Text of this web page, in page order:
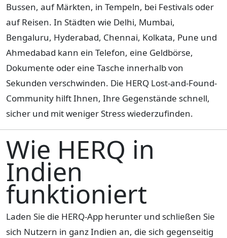
Bussen, auf Märkten, in Tempeln, bei Festivals oder
auf Reisen. In Städten wie Delhi, Mumbai,
Bengaluru, Hyderabad, Chennai, Kolkata, Pune und
Ahmedabad kann ein Telefon, eine Geldbörse,
Dokumente oder eine Tasche innerhalb von
Sekunden verschwinden. Die HERQ Lost-and-Found-
Community hilft Ihnen, Ihre Gegenstände schnell,
sicher und mit weniger Stress wiederzufinden.
Wie HERQ in
Indien
funktioniert
Laden Sie die HERQ-App herunter und schließen Sie
sich Nutzern in ganz Indien an, die sich gegenseitig